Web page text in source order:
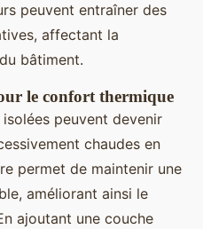
peuvent entraîner des
affectant la
bâtiment.
le confort thermique
peuvent devenir
chaudes en
permet de maintenir une
améliorant ainsi le
ajoutant une couche